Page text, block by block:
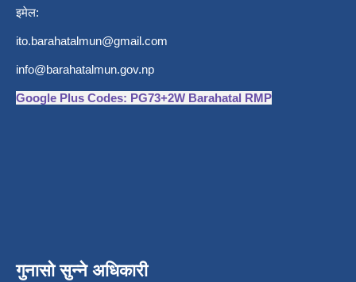
इमेल:
ito.barahatalmun@gmail.com
info@barahatalmun.gov.np
Google Plus Codes: PG73+2W Barahatal RMP
गुनासो सुन्ने अधिकारी